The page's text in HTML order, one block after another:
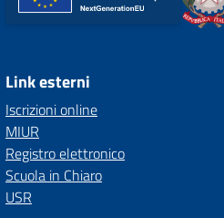
Link esterni
Iscrizioni online
MIUR
Registro elettronico
Scuola in Chiaro
USR